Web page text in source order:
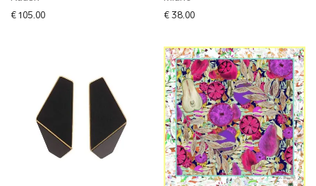
€ 105.00 € 38.00